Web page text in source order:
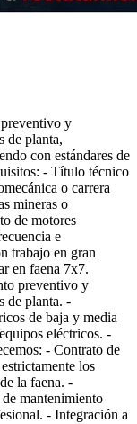
y
de planta,
con estándares de
- Título técnico
o carrera
mineras o
de motores
e
trabajo en gran
en faena 7x7.
preventivo y
de planta. -
de baja y media
eléctricos. -
- Contrato de
los
la faena. -
mantenimiento
- Integración a